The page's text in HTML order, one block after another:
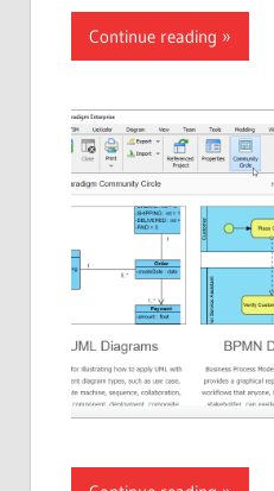
Continue reading